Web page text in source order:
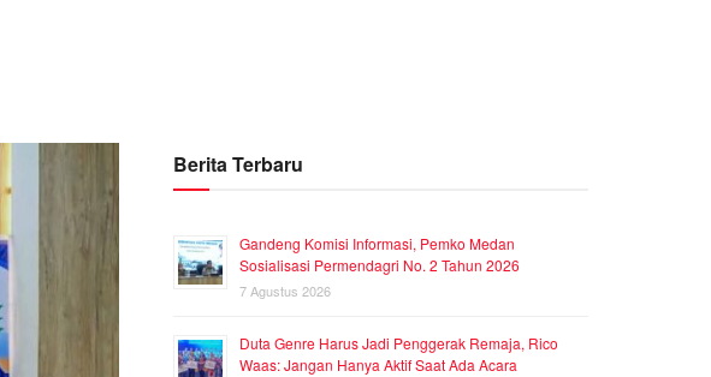
Berita Terbaru
Gandeng Komisi Informasi, Pemko Medan
Sosialisasi Permendagri No. 2 Tahun 2026
7 Agustus 2026
Duta Genre Harus Jadi Penggerak Remaja, Rico
Waas: Jangan Hanya Aktif Saat Ada Acara